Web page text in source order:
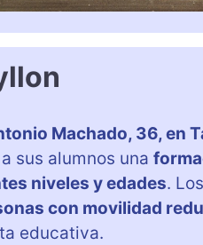
Machado, 36, en
sus alumnos una
niveles y edades. Los
con movilidad
educativa.